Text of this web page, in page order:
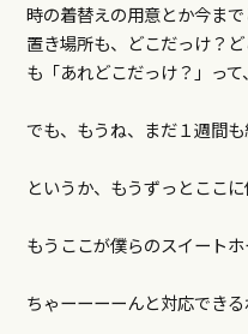
時の着替えの用意とか今まで
置き場所も、どこだっけ？
も「あれどこだっけ？」って
でも、もうね、まだ１週間も
というか、もうずっとここ
もうここが僕らのスイートホ
ちゃーーーーんと対応できる